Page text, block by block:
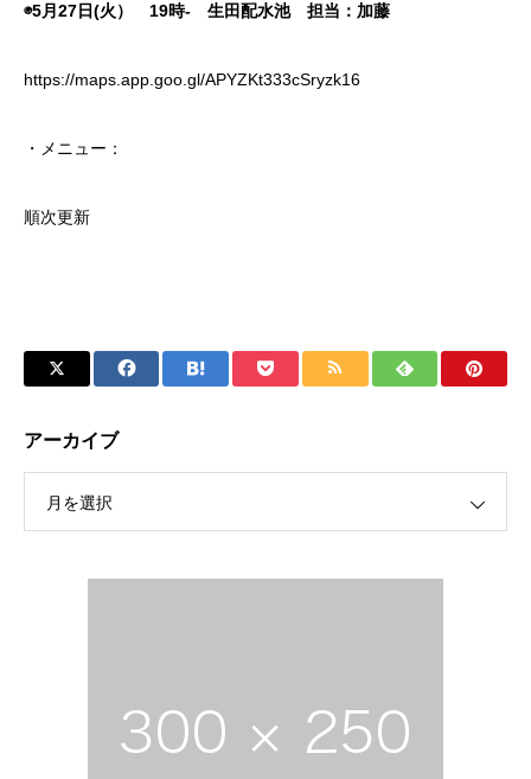
◉5月27日(火） 19時- 生田配水池 担当：加藤
https://maps.app.goo.gl/APYZKt333cSryzk16
・メニュー：
順次更新
アーカイブ
月を選択